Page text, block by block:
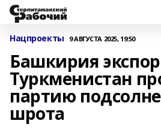
Нацпроекты 9 АВГУСТА 2025, 19:50
Башкирия
Туркменистан
партию
шрота